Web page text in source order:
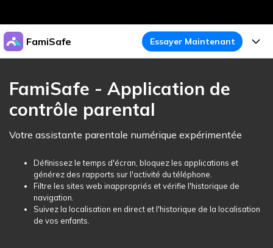
Produits phares
Utilité
Aperçu
Solutions
Actualités
Boutique
Support
FamiSafe Essayer Maintenant
FamiSafe
Protégez la Vie Numérique de Vos Enfants
Essai Gratuit
FamiSafe pour Écoles
Fonctionnalités
Activité de l'Appareil
Service de Localisation
Blog
Traceur de Localisation
Temps d'Écran
Blocage d'Apps
Ressources
Thèmes Phares
Guide FamiSafe
Tarifs
FamiSafe - Application de
contrôle parental
Votre assistante parentale numérique expérimentée
Définissez le temps d'écran, bloquez les applications et
générez des rapports sur l'activité du téléphone.
Filtre les sites web inappropriés et vérifie l'historique de
navigation.
Suivez la localisation en direct et l'historique de la localisation
de vos enfants.